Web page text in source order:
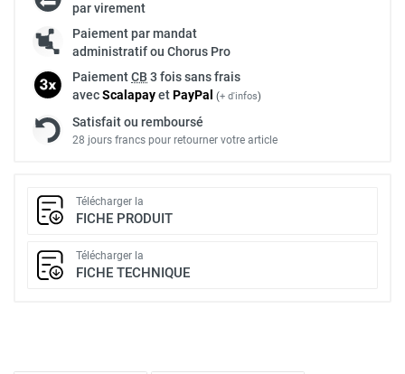
par virement
Paiement par mandat
administratif ou Chorus Pro
PaiementCB 3 fois sans frais
avecScalapayetPayPal (+ d'infos)
Satisfait ou remboursé
28 jours francs pour retourner votre article
Télécharger la
FICHE PRODUIT
Télécharger la
FICHE TECHNIQUE